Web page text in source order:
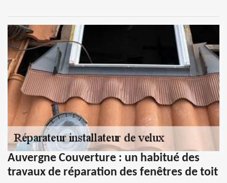
Auvergne Couverture : un habitué des
travaux de réparation des fenêtres de toit